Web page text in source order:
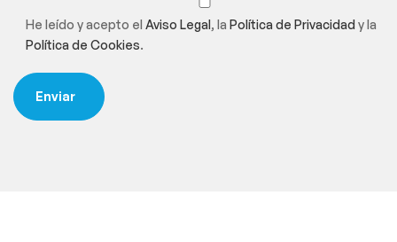
He leído y acepto el Aviso Legal, la Política de Privacidady la
Política de Cookies.